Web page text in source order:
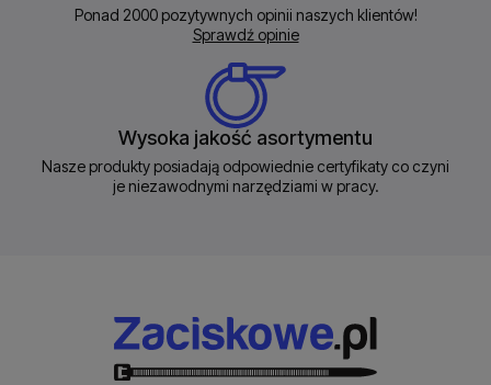
Ponad 2000 pozytywnych opinii naszych klientów!
Sprawdź opinie
Wysoka jakość asortymentu
Nasze produkty posiadają odpowiednie certyfikaty co czyni
je niezawodnymi narzędziami w pracy.